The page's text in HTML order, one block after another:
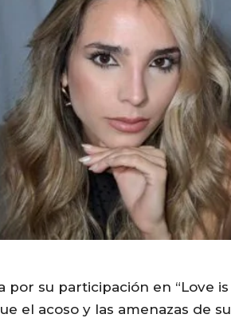
por su participación en “Love is
el acoso y las amenazas de su